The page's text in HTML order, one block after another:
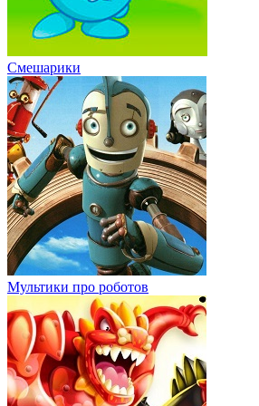
Смешарики
Мультики про роботов